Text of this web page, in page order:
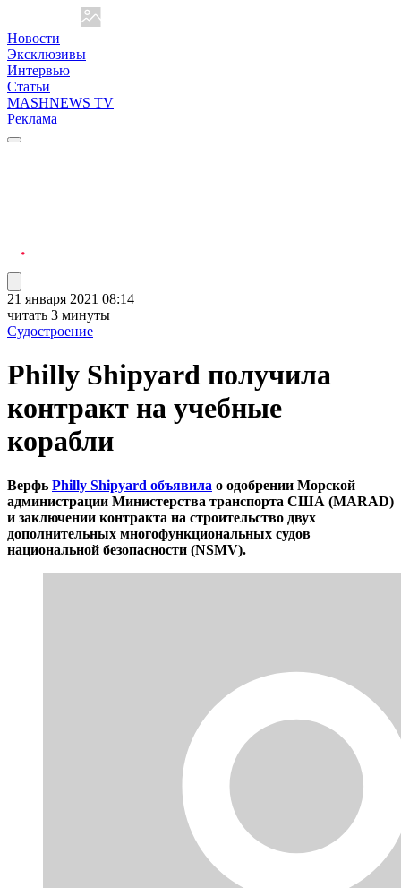
Новости
Эксклюзивы
Интервью
Статьи
MASHNEWS TV
Реклама
21 января 2021 08:14
читать 3 минуты
Судостроение
Philly Shipyard получила
контракт на учебные
корабли
Верфь Philly Shipyard объявила о одобрении Морской
администрации Министерства транспорта США (MARAD)
и заключении контракта на строительство двух
дополнительных многофункциональных судов
национальной безопасности (NSMV).